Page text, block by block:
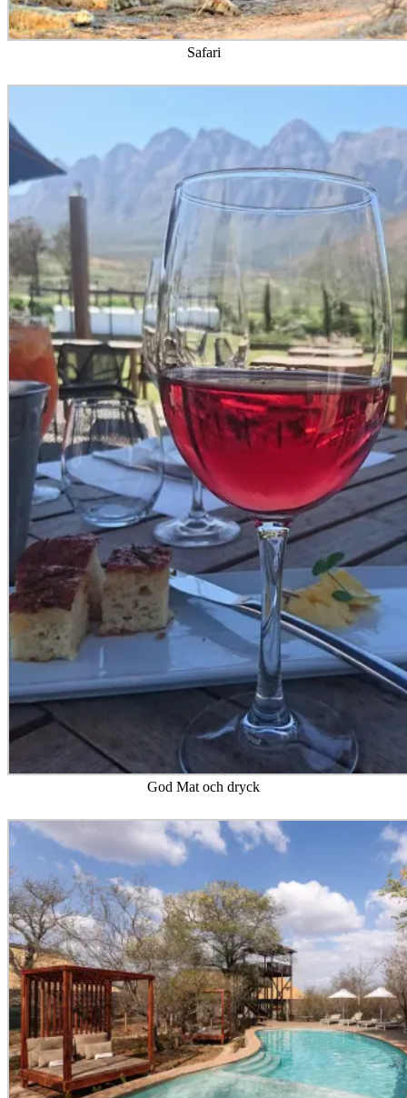
Safari
God Mat och dryck